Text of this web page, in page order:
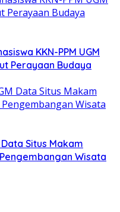
KKN-PPM UGM
Perayaan Budaya
Data Situs Makam
Wisata